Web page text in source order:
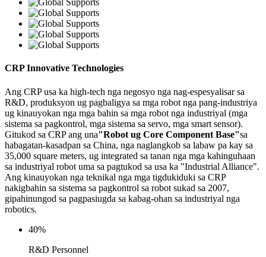
CRP Innovative Technologies
Ang CRP usa ka high-tech nga negosyo nga nag-espesyalisar sa
R&D, produksyon ug pagbaligya sa mga robot nga pang-industriya
ug kinauyokan nga mga bahin sa mga robot nga industriyal (mga
sistema sa pagkontrol, mga sistema sa servo, mga smart sensor).
Gitukod sa CRP ang una"Robot ug Core Component Base"sa
habagatan-kasadpan sa China, nga naglangkob sa labaw pa kay sa
35,000 square meters, ug integrated sa tanan nga mga kahinguhaan
sa industriyal robot uma sa pagtukod sa usa ka "Industrial Alliance".
Ang kinauyokan nga teknikal nga mga tigdukiduki sa CRP
nakigbahin sa sistema sa pagkontrol sa robot sukad sa 2007,
gipahinungod sa pagpasiugda sa kabag-ohan sa industriyal nga
robotics.
40%
R&D Personnel